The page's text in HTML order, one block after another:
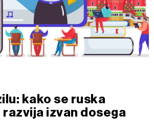
kako se ruska
izvan dosega